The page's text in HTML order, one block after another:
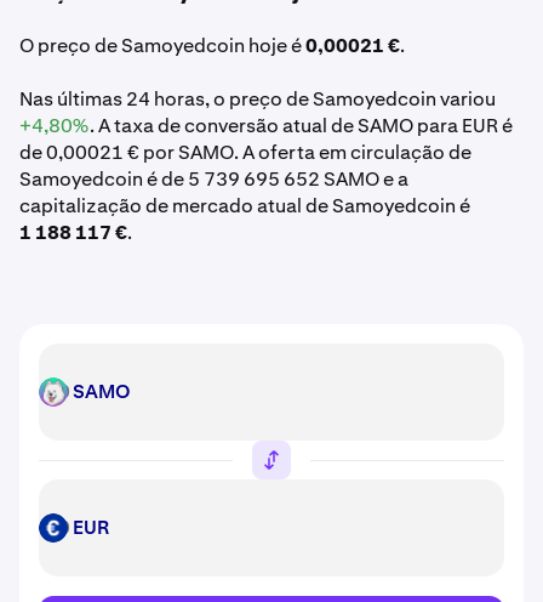
O preço de Samoyedcoin hoje é0,00021 €.
Nas últimas 24 horas, o preço de Samoyedcoin variou
+4,80%. A taxa de conversão atual de SAMO para EUR é
de 0,00021 € por SAMO. A oferta em circulação de
Samoyedcoin é de 5 739 695 652 SAMO e a
capitalização de mercado atual de Samoyedcoin é
1 188 117 €.
SAMO SAMO
EUR EUR